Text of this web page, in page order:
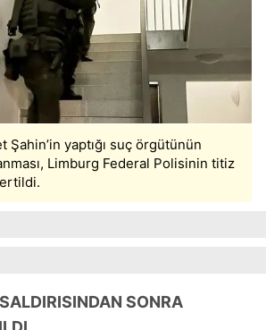
yaptığı suç örgütünün
Limburg Federal Polisinin titiz
SONRA